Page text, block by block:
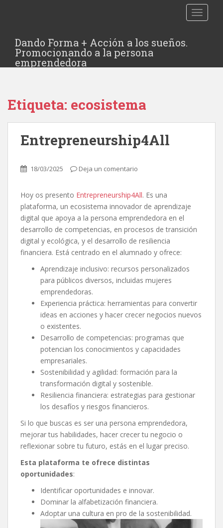
Dando Forma + Acción a los sueños.
Promocionando a la persona
emprendedora
Etiqueta: ecosistema
Entrepreneurship4All
18/03/2025 Deja un comentario
Hoy os presento Entrepreneurship4All. Es una
plataforma, un ecosistema innovador de aprendizaje
digital que apoya a la persona emprendedora en el
desarrollo de competencias, en procesos de transición
digital y ecológica, y el desarrollo de resiliencia
financiera. Está centrado en el alumnado y ofrece:
Aprendizaje inclusivo: recursos personalizados
para públicos diversos, incluidas mujeres
emprendedoras.
Experiencia práctica: herramientas para convertir
ideas en acciones y hacer crecer negocios nuevos
o existentes.
Desarrollo de competencias: programas que
potencian los conocimientos y capacidades
empresariales.
Sostenibilidad y agilidad: formación para la
transformación digital y sostenible.
Resiliencia financiera: estrategias para gestionar
los desafíos y riesgos financieros.
Si lo que buscas es ser una persona emprendedora,
mejorar tus habilidades, hacer crecer tu negocio o
reflexionar sobre tu futuro, estás en el lugar preciso.
Esta plataforma te ofrece distintas
oportunidades:
Identificar oportunidades e innovar.
Dominar la alfabetización financiera.
Adoptar una cultura en pro de la sostenibilidad.